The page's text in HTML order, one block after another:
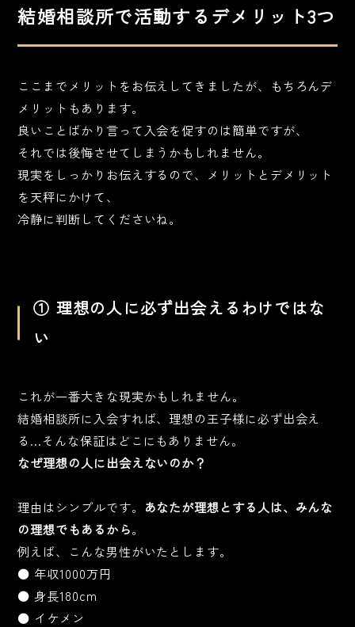
結婚相談所で活動するデメリット3つ
ここまでメリットをお伝えしてきましたが、もちろんデ
メリットもあります。
良いことばかり言って入会を促すのは簡単ですが、
それでは後悔させてしまうかもしれません。
現実をしっかりお伝えするので、メリットとデメリット
を天秤にかけて、
冷静に判断してくださいね。
① 理想の人に必ず出会えるわけではな
い
これが一番大きな現実かもしれません。
結婚相談所に入会すれば、理想の王子様に必ず出会え
る…そんな保証はどこにもありません。
なぜ理想の人に出会えないのか？
理由はシンプルです。 あなたが理想とする人は、みんな
の理想でもあるから。
例えば、こんな男性がいたとします。
● 年収1000万円
● 身長180cm
● イケメン